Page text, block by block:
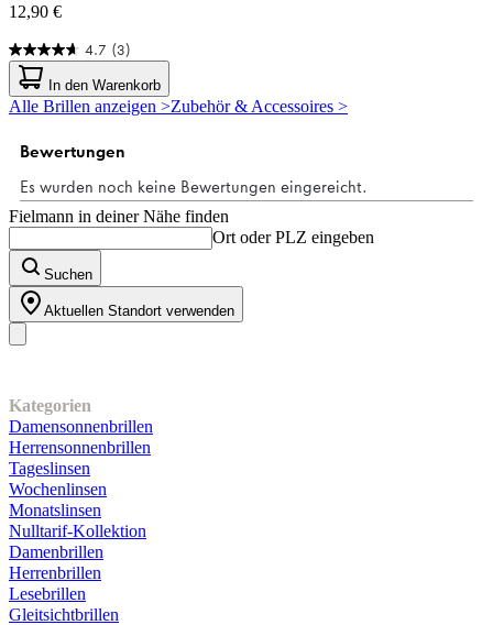
12,90 €
4.7 (3)
4.7
von
5
Sternen.
Bewertungen
In den Warenkorb
Alle Brillen anzeigen >Zubehör & Accessoires >
Fielmann in deiner Nähe finden
Ort oder PLZ eingeben
Suchen
Aktuellen Standort verwenden
Kategorien
Damensonnenbrillen
Herrensonnenbrillen
Tageslinsen
Wochenlinsen
Monatslinsen
Nulltarif-Kollektion
Damenbrillen
Herrenbrillen
Lesebrillen
Gleitsichtbrillen